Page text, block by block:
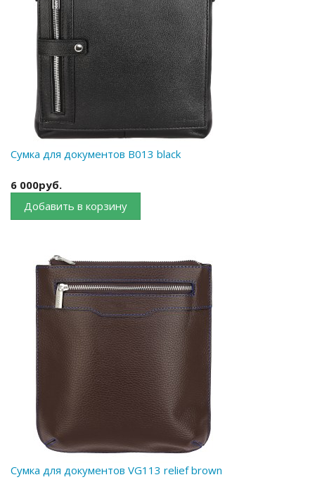
Сумка для документов B013 black
6 000руб.
Добавить в корзину
Сумка для документов VG113 relief brown